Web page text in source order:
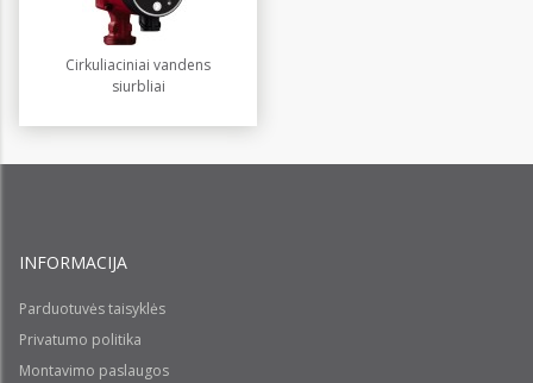
Cirkuliaciniai vandens
siurbliai
INFORMACIJA
Parduotuvės taisyklės
Privatumo politika
Montavimo paslaugos